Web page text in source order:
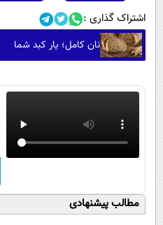
اشتراک گذاری :
نان کامل؛ یار کبد شما
مطالب پیشنهادی